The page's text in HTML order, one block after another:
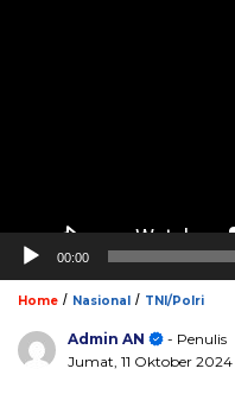
00:00
Home / Nasional / TNI/Polri
Admin AN
- Penulis
Jumat, 11 Oktober 2024